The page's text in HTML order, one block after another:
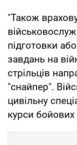
"Також
підготовки
завдань на
стрільців
"снайпер".
цивільну
курси